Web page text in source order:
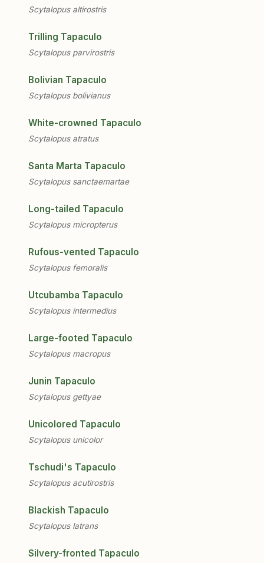
Scytalopus altirostris
Trilling Tapaculo
Scytalopus parvirostris
Bolivian Tapaculo
Scytalopus bolivianus
White-crowned Tapaculo
Scytalopus atratus
Santa Marta Tapaculo
Scytalopus sanctaemartae
Long-tailed Tapaculo
Scytalopus micropterus
Rufous-vented Tapaculo
Scytalopus femoralis
Utcubamba Tapaculo
Scytalopus intermedius
Large-footed Tapaculo
Scytalopus macropus
Junin Tapaculo
Scytalopus gettyae
Unicolored Tapaculo
Scytalopus unicolor
Tschudi's Tapaculo
Scytalopus acutirostris
Blackish Tapaculo
Scytalopus latrans
Silvery-fronted Tapaculo